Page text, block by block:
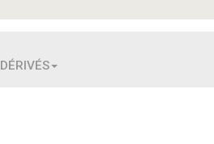
DÉRIVÉS